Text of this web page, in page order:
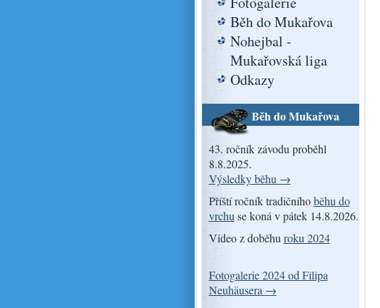
Běh do Mukařova
Nohejbal -
Mukařovská liga
Odkazy
Běh do Mukařova
43. ročník závodu proběhl
8.8.2025.
Výsledky běhu →
Příští ročník tradičníhoběhu do
vrchu se koná v pátek 14.8.2026.
Video z doběhu roku 2024
Fotogalerie 2024 od Filipa
Neuhäusera →